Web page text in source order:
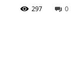
0
297